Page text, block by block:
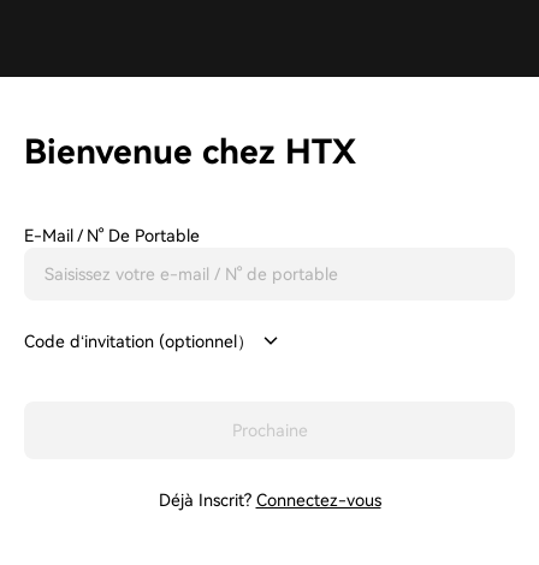
Bienvenue chez HTX
E-Mail / N° De Portable
Code d‘invitation (optionnel）
Prochaine
Déjà Inscrit? Connectez-vous